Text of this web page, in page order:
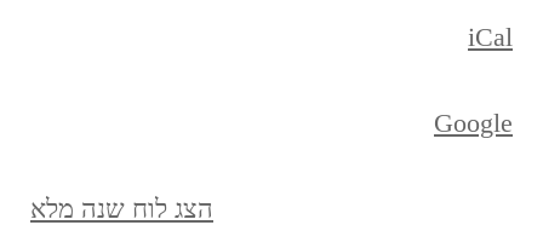
iCal
Google
הצג לוח שנה מלא